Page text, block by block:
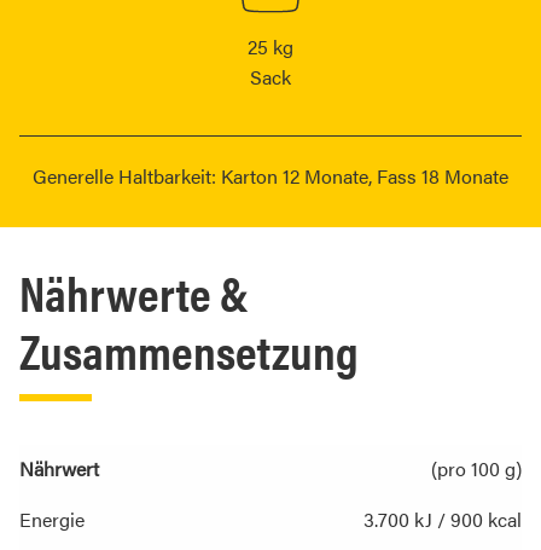
25 kg
Sack
Generelle Haltbarkeit: Karton 12 Monate, Fass 18 Monate
Nährwerte &
Zusammensetzung
Nährwert
(pro 100 g)
Energie
3.700 kJ / 900 kcal